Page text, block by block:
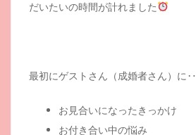
だいたいの時間が計れました
最初にゲストさん（成婚者さん）に‥
お見合いになったきっかけ
お付き合い中の悩み